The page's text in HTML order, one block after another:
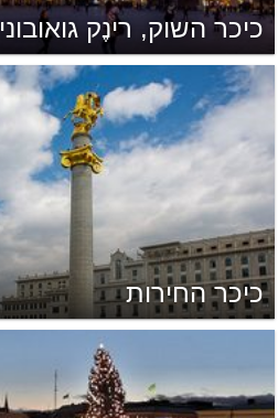
כיכר השוק, רינֶק גואובוני
כיכר החירות